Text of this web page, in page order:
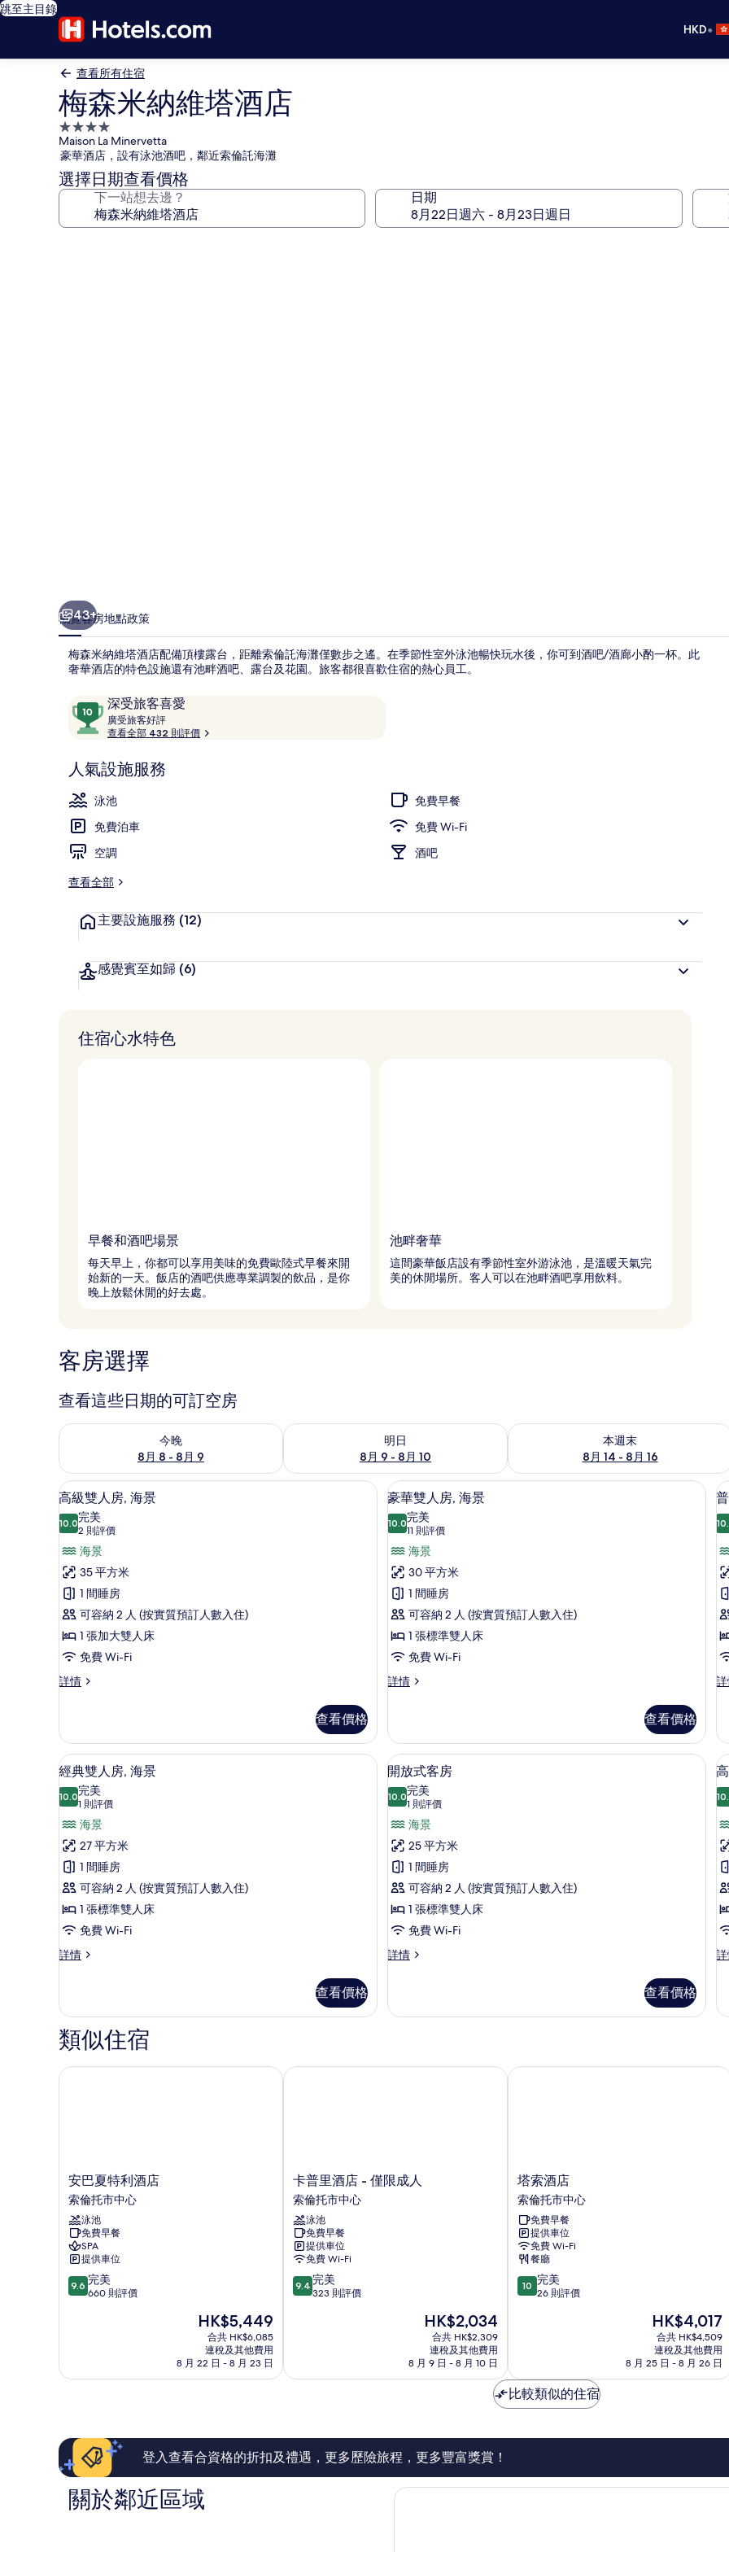
跳至主目錄
HKD•
查看所有住宿
梅森米納維塔酒店
4.0
星
級
住
宿
Maison La Minervetta
豪華酒店，設有泳池酒吧，鄰近索倫託海灘
選擇日期查看價格
下一站想去邊？ 日期
43+
概覽客房地點政策
梅森米納維塔酒店配備頂樓露台，距離索倫託海灘僅數步之遙。在季節性室外泳池暢快玩水後，你可到酒吧/酒廊小酌一杯。此
奢華酒店的特色設施還有池畔酒吧、露台及花園。旅客都很喜歡住宿的熱心員工。
評
價
深受旅客喜愛
10
分
(滿
為
10
分)，
深
受
旅
客
愛
廣受旅客好評
受
查看全部 432 則評價
人氣設施服務
泳池
免費早餐
免費泊車
免費 Wi-Fi
空調
酒吧
查看全部
主要設施服務 (12)
感覺賓至如歸 (6)
住宿心水特色
早餐和酒吧場景
每天早上，你都可以享用美味的免費歐陸式早餐來開
始新的一天。飯店的酒吧供應專業調製的飲品，是你
晚上放鬆休閒的好去處。
池畔奢華
這間豪華飯店設有季節性室外游泳池，是溫暖天氣完
美的休閒場所。客人可以在池畔酒吧享用飲料。
客房選擇
查看這些日期的可訂空房
今晚
8月 8 - 8月 9
查看今晚 8月 8 - 8月 9的可訂空房
明日
8月 9 - 8月 10
查看明日 8月 9 - 8月 10的可訂空房
本週末
8月 14 - 8月 16
查看本週末 8月 14 - 8月 16的可訂空房
載
入
所
有
高
級
雙
人
房,
海
相
片
2
高級雙人房, 海景
10.010.0 分，滿分 10 分
完美
2 則評價
(2
則
評
價)
海景
35 平方米
1 間睡房
可容納 2 人 (按實質預訂人數入住)
1 張加大雙人床
免費 Wi-Fi
詳情
高
房,
海
景
情
查看價格
載
入
所
有
豪
華
雙
人
房,
海
相
片
豪華雙人房, 海景 | 高級寢具、迷你吧
8
豪華雙人房, 海景
10.010.0 分，滿分 10 分
完美
11 則評價
(11
則
評
價)
海景
30 平方米
1 間睡房
可容納 2 人 (按實質預訂人數入住)
1 張標準雙人床
免費 Wi-Fi
詳情
豪
房,
海
景
詳
情
查看價格
1
人
普
1
張
加
雙
床,
露
台,
海
景
情
載
入
所
有
經
典
雙
人
房,
海
相
片
經典雙人房, 海景 | 高級寢具、迷你吧、房內夾萬、書桌
2
經典雙人房, 海景
10.010.0 分，滿分 10 分
完美
1 則評價
(1
則
評
價)
海景
27 平方米
1 間睡房
可容納 2 人 (按實質預訂人數入住)
1 張標準雙人床
免費 Wi-Fi
詳情
經
房,
海
景
詳
情
查看價格
載
入
所
有
開
放
式
客
房
的
開放式客房 | 高級寢具、迷你吧、房內
3
開放式客房
10.010.0 分，滿分 10 分
完美
1 則評價
(1
則
評
價)
海景
25 平方米
1 間睡房
可容納 2 人 (按實質預訂人數入住)
1 張標準雙人床
免費 Wi-Fi
詳情
開
房
查看價格
高
房,
詳
類似住宿
安
巴
夏
特
利
酒
店
索
倫
安巴夏特利酒店
索倫托市中心
泳池
免費早餐
SPA
提供車位
9.6
分
完
評
篇
價
9.6 完美
660 則評價
現
HK$5,449
HK$5,449
合共 HK$6,085
連稅及其他費用
8 月 22 日 - 8 月 23 日
安巴夏特利酒店
卡
普
里
酒
店
-
僅
限
成
中
卡普里酒店 - 僅限成人
索倫托市中心
泳池
免費早餐
提供車位
免費 Wi-Fi
9.4
分
完
評
價
9.4 完美
323 則評價
現
售
HK$2,034
HK$2,034
合共 HK$2,309
連稅及其他費用
8 月 9 日 - 8 月 10 日
卡普里酒店 - 僅限成人
塔
索
酒
店
索
倫
托
市
中
塔索酒店
索倫托市中心
免費早餐
提供車位
免費 Wi-Fi
餐廳
10.0
分
完
美，
26
評
評
10 完美
26 則評價
現
售
HK$4,017
HK$4,017
合共 HK$4,509
連稅及其他費用
8 月 25 日 - 8 月 26 日
塔索酒店
比較類似的住宿
登入查看合資格的折扣及禮遇，更多歷險旅程，更多豐富獎賞！
關於鄰近區域